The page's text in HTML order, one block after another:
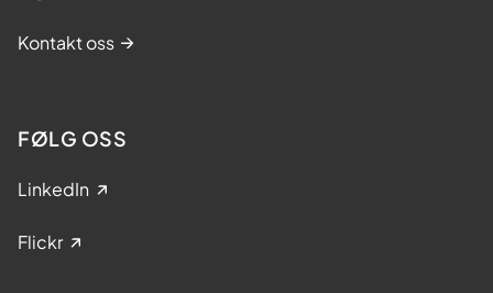
Kontakt oss
FØLG OSS
LinkedIn
Flickr